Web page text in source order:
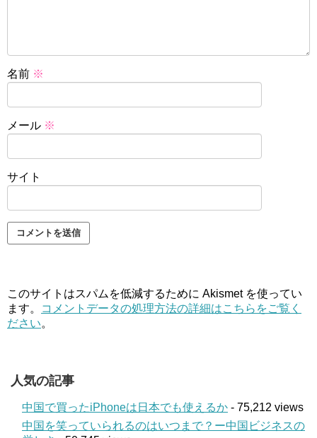
名前 ※
メール ※
サイト
このサイトはスパムを低減するために Akismet を使ってい
ます。
コメントデータの処理方法の詳細はこちらをご覧く
ださい。
人気の記事
中国で買ったiPhoneは日本でも使えるか - 75,212 views
中国を笑っていられるのはいつまで？ー中国ビジネスの